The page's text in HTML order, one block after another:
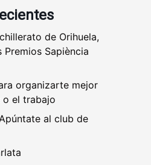
de Orihuela,
Sapiència
organizarte mejor
o el trabajo
al club de